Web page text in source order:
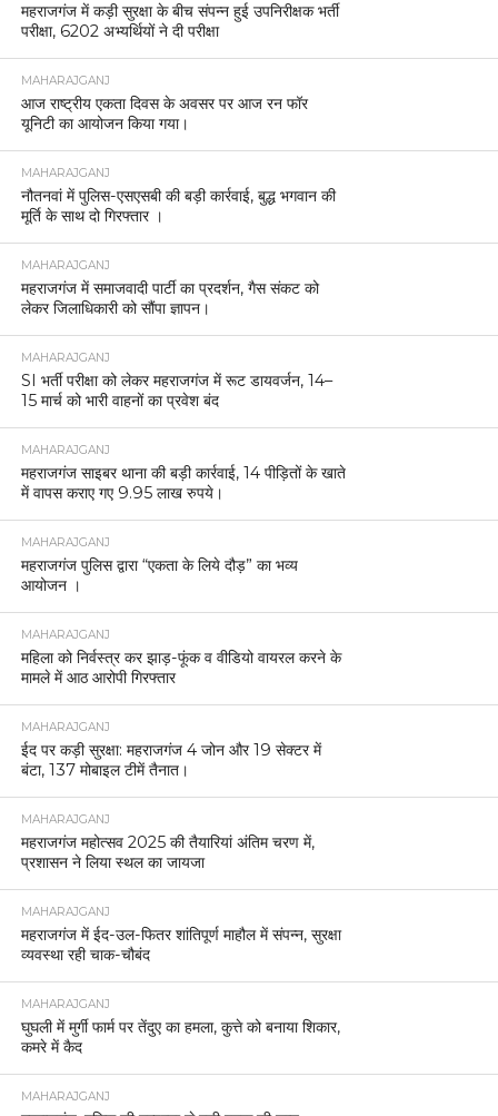
महराजगंज में कड़ी सुरक्षा के बीच संपन्न हुई उपनिरीक्षक भर्ती
परीक्षा, 6202 अभ्यर्थियों ने दी परीक्षा
MAHARAJGANJ
आज राष्ट्रीय एकता दिवस के अवसर पर आज रन फॉर
यूनिटी का आयोजन किया गया।
MAHARAJGANJ
नौतनवां में पुलिस-एसएसबी की बड़ी कार्रवाई, बुद्ध भगवान की
मूर्ति के साथ दो गिरफ्तार ।
MAHARAJGANJ
महराजगंज में समाजवादी पार्टी का प्रदर्शन, गैस संकट को
लेकर जिलाधिकारी को सौंपा ज्ञापन।
MAHARAJGANJ
SI भर्ती परीक्षा को लेकर महराजगंज में रूट डायवर्जन, 14–
15 मार्च को भारी वाहनों का प्रवेश बंद
MAHARAJGANJ
महराजगंज साइबर थाना की बड़ी कार्रवाई, 14 पीड़ितों के खाते
में वापस कराए गए 9.95 लाख रुपये।
MAHARAJGANJ
महराजगंज पुलिस द्वारा “एकता के लिये दौड़” का भव्य
आयोजन ।
MAHARAJGANJ
महिला को निर्वस्त्र कर झाड़-फूंक व वीडियो वायरल करने के
मामले में आठ आरोपी गिरफ्तार
MAHARAJGANJ
ईद पर कड़ी सुरक्षा: महराजगंज 4 जोन और 19 सेक्टर में
बंटा, 137 मोबाइल टीमें तैनात।
MAHARAJGANJ
महराजगंज महोत्सव 2025 की तैयारियां अंतिम चरण में,
प्रशासन ने लिया स्थल का जायजा
MAHARAJGANJ
महराजगंज में ईद-उल-फितर शांतिपूर्ण माहौल में संपन्न, सुरक्षा
व्यवस्था रही चाक-चौबंद
MAHARAJGANJ
घुघली में मुर्गी फार्म पर तेंदुए का हमला, कुत्ते को बनाया शिकार,
कमरे में कैद
MAHARAJGANJ